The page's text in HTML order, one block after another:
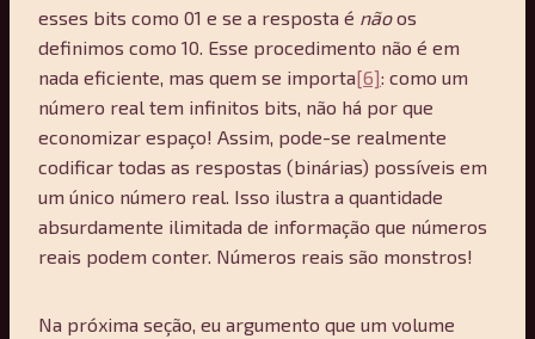
esses bits como 01 e se a resposta é nãoos
definimos como 10. Esse procedimento não é em
nada eficiente, mas quem se importa[6]: como um
número real tem infinitos bits, não há por que
economizar espaço! Assim, pode-se realmente
codificar todas as respostas (binárias) possíveis em
um único número real. Isso ilustra a quantidade
absurdamente ilimitada de informação que números
reais podem conter. Números reais são monstros!
Na próxima seção, eu argumento que um volume